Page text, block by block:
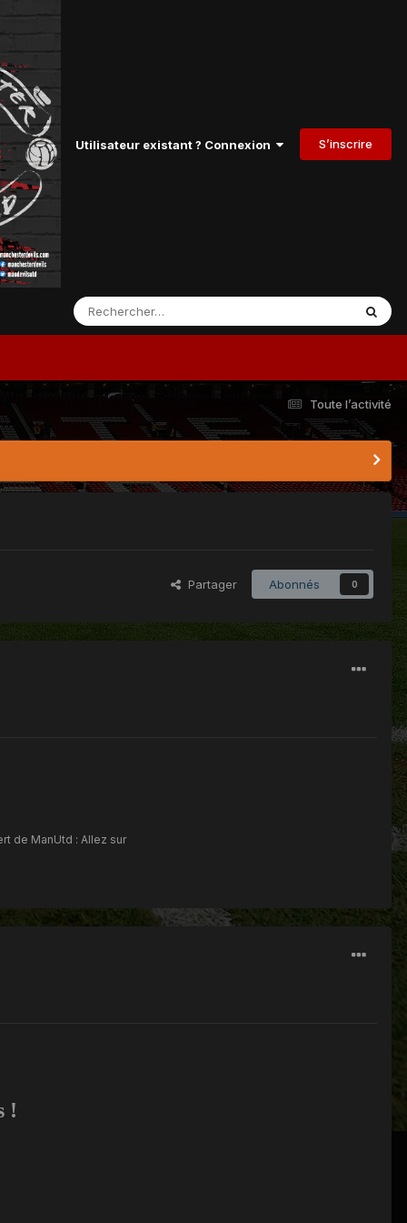
Utilisateur existant ? Connexion S’inscrire
Toute l’activité
Partager Abonnés 0
de ManUtd : Allez sur
!